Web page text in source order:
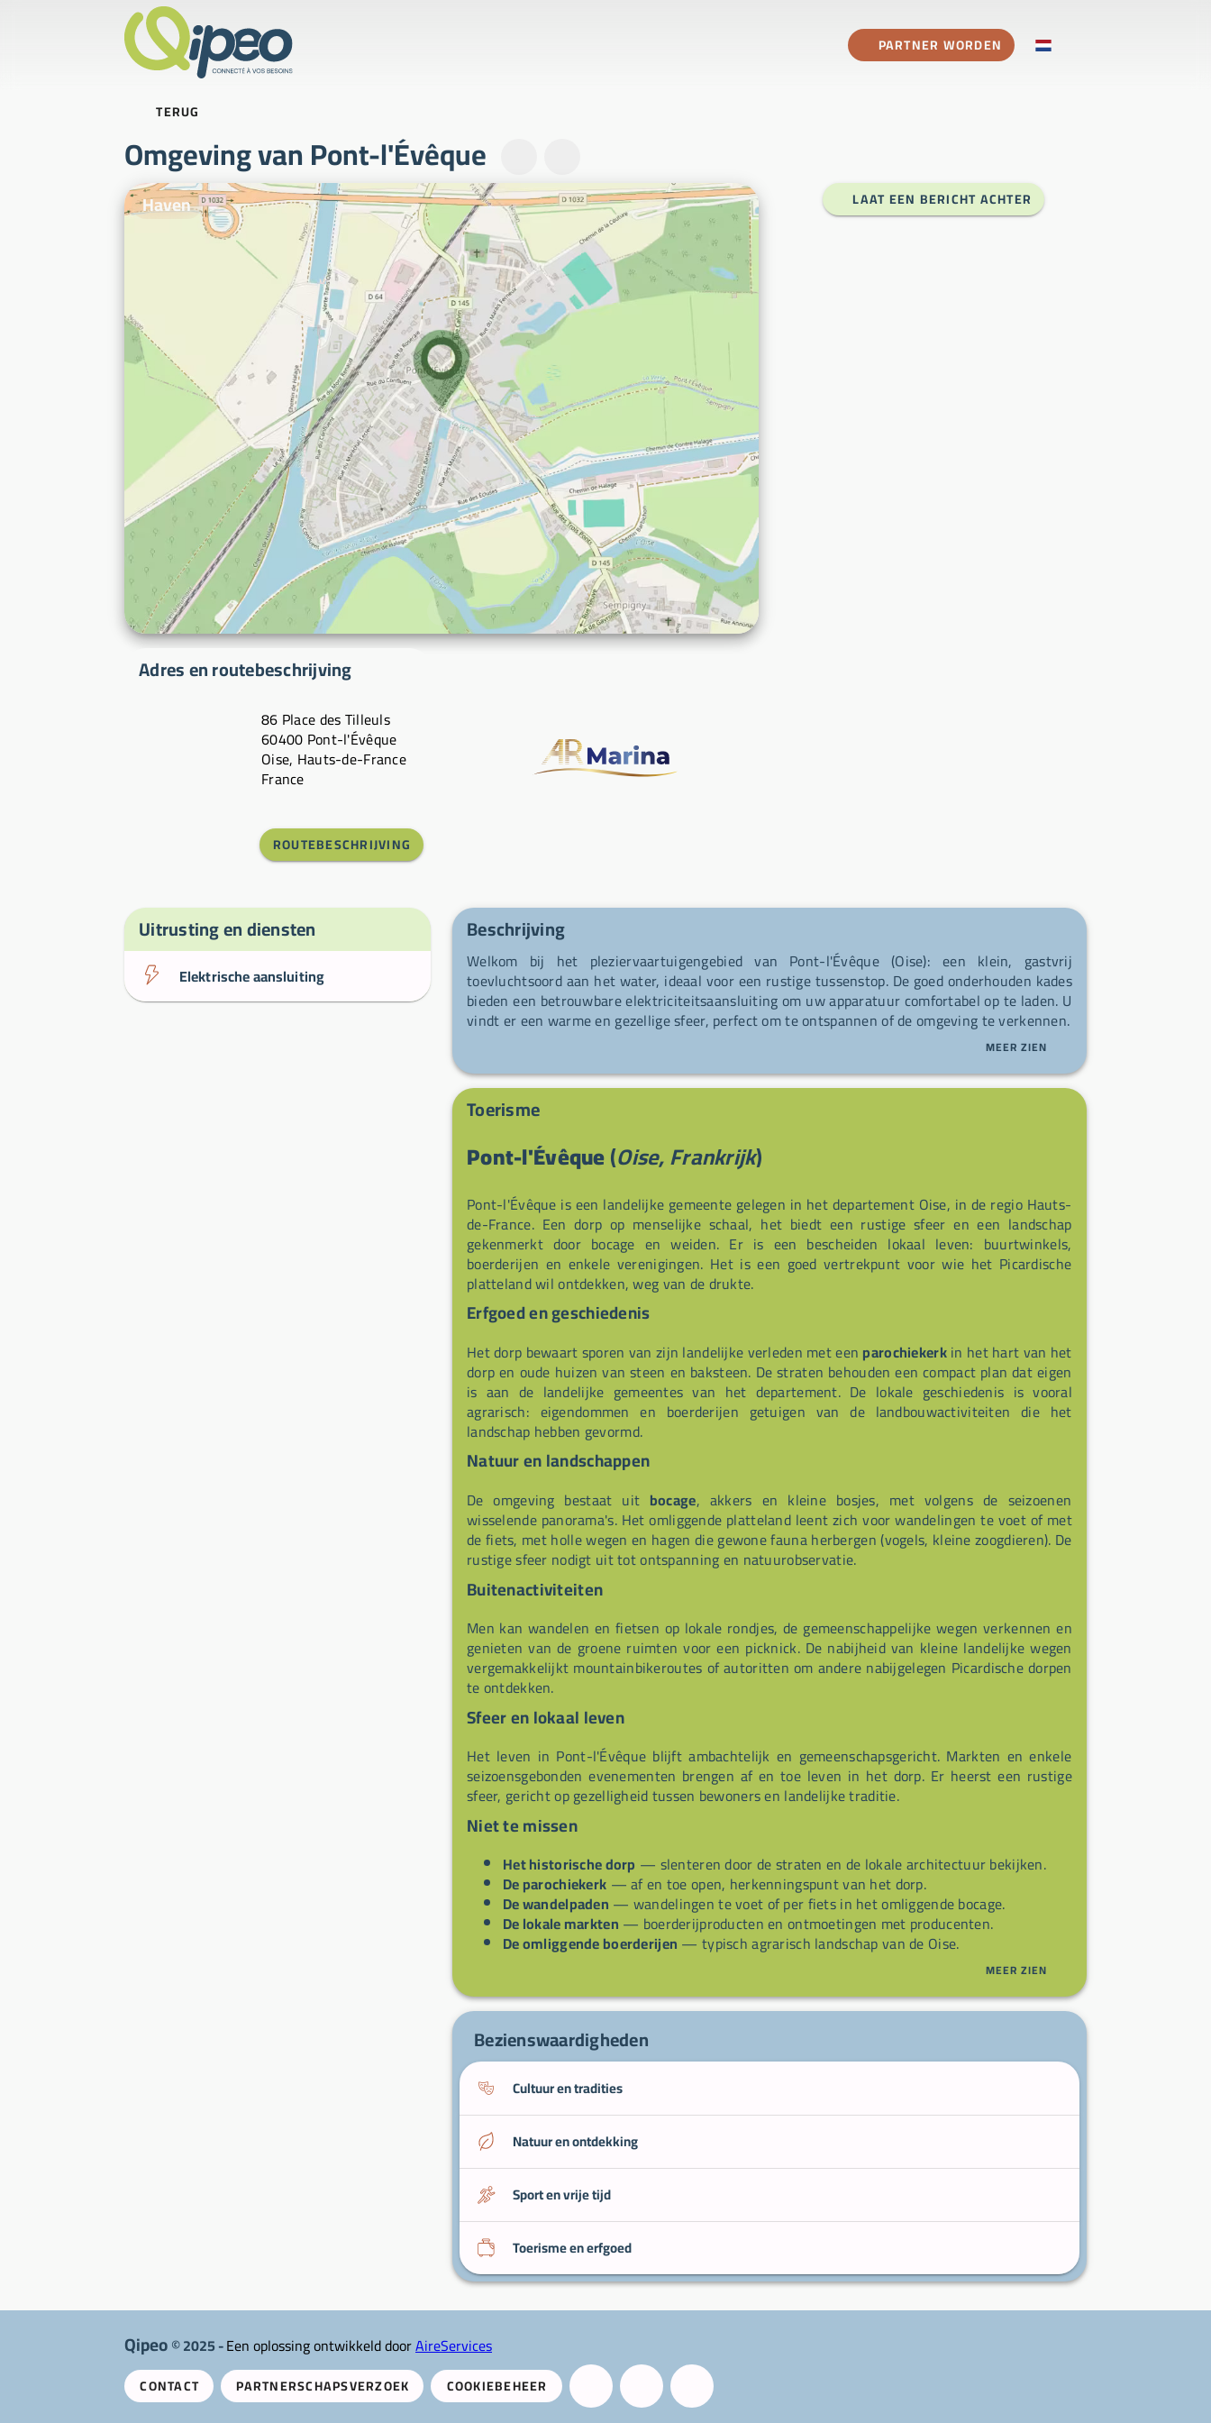
PARTNER WORDEN
TERUG
Omgeving van Pont-l'Évêque
Illustratiefoto's
Haven
Adres en routebeschrijving
86 Place des Tilleuls
60400 Pont-l'Évêque
Oise, Hauts-de-France
France
ROUTEBESCHRIJVING
LAAT EEN BERICHT ACHTER
Uitrusting en diensten
Elektrische aansluiting
Beschrijving
Welkom bij het pleziervaartuigengebied van Pont-l'Évêque (Oise): een klein, gastvrij
toevluchtsoord aan het water, ideaal voor een rustige tussenstop. De goed onderhouden kades
bieden een betrouwbare elektriciteitsaansluiting om uw apparatuur comfortabel op te laden. U
vindt er een warme en gezellige sfeer, perfect om te ontspannen of de omgeving te verkennen.
MEER ZIEN
Toerisme
Pont-l'Évêque(Oise, Frankrijk)
Pont-l'Évêque is een landelijke gemeente gelegen in het departement Oise, in de regio Hauts-
de-France. Een dorp op menselijke schaal, het biedt een rustige sfeer en een landschap
gekenmerkt door bocage en weiden. Er is een bescheiden lokaal leven: buurtwinkels,
boerderijen en enkele verenigingen. Het is een goed vertrekpunt voor wie het Picardische
platteland wil ontdekken, weg van de drukte.
Erfgoed en geschiedenis
Het dorp bewaart sporen van zijn landelijke verleden met een parochiekerkin het hart van het
dorp en oude huizen van steen en baksteen. De straten behouden een compact plan dat eigen
is aan de landelijke gemeentes van het departement. De lokale geschiedenis is vooral
agrarisch: eigendommen en boerderijen getuigen van de landbouwactiviteiten die het
landschap hebben gevormd.
Natuur en landschappen
De omgeving bestaat uit bocage, akkers en kleine bosjes, met volgens de seizoenen
wisselende panorama's. Het omliggende platteland leent zich voor wandelingen te voet of met
de fiets, met holle wegen en hagen die gewone fauna herbergen (vogels, kleine zoogdieren). De
rustige sfeer nodigt uit tot ontspanning en natuurobservatie.
Buitenactiviteiten
Men kan wandelen en fietsen op lokale rondjes, de gemeenschappelijke wegen verkennen en
genieten van de groene ruimten voor een picknick. De nabijheid van kleine landelijke wegen
vergemakkelijkt mountainbikeroutes of autoritten om andere nabijgelegen Picardische dorpen
te ontdekken.
Sfeer en lokaal leven
Het leven in Pont-l'Évêque blijft ambachtelijk en gemeenschapsgericht. Markten en enkele
seizoensgebonden evenementen brengen af en toe leven in het dorp. Er heerst een rustige
sfeer, gericht op gezelligheid tussen bewoners en landelijke traditie.
Niet te missen
Het historische dorp — slenteren door de straten en de lokale architectuur bekijken.
De parochiekerk — af en toe open, herkenningspunt van het dorp.
De wandelpaden — wandelingen te voet of per fiets in het omliggende bocage.
De lokale markten — boerderijproducten en ontmoetingen met producenten.
De omliggende boerderijen — typisch agrarisch landschap van de Oise.
MEER ZIEN
Bezienswaardigheden
Cultuur en tradities
Natuur en ontdekking
Sport en vrije tijd
Toerisme en erfgoed
Qipeo© 2025 -Een oplossing ontwikkeld doorAireServices
CONTACT PARTNERSCHAPSVERZOEK COOKIEBEHEER